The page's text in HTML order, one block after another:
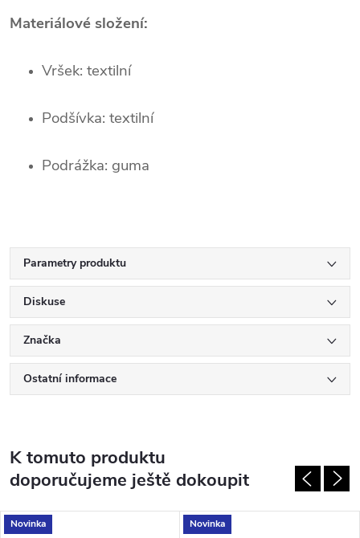
Materiálové složení:
Vršek: textilní
Podšívka: textilní
Podrážka: guma
Parametry produktu
Diskuse
Značka
Ostatní informace
K tomuto produktu
doporučujeme ještě dokoupit
Novinka Novinka